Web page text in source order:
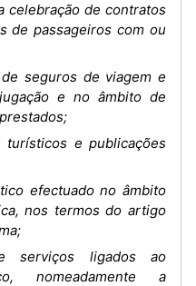
celebração de contratos
de passageiros com ou
seguros de viagem e
e no âmbito de
e publicações
efectuado no âmbito
nos termos do artigo
serviços ligados ao
nomeadamente a